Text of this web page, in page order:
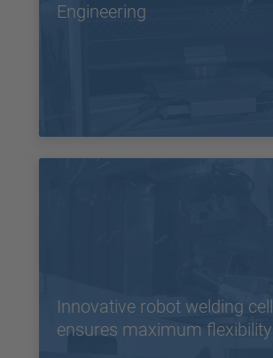
Engineering
Innovative robot welding cell
ensures maximum flexibility